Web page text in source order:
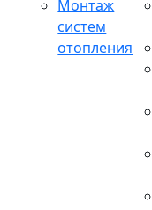
Монтаж
систем
отопления